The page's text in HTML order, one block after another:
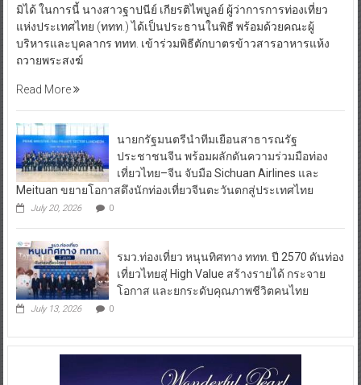
มิได้ ในการนี้ นางสาวฐาปนีย์ เกียรติไพบูลย์ ผู้ว่าการการท่องเที่ยว
แห่งประเทศไทย (ททท.) ได้เป็นประธานในพิธี พร้อมด้วยคณะผู้
บริหารและบุคลากร ททท. เข้าร่วมพิธีตักบาตรข้าวสารอาหารแห้ง
ถวายพระสงฆ์
Read More
นายกรัฐมนตรีนำทีมเยือนสาธารณรัฐ
ประชาชนจีน พร้อมผลักดันความร่วมมือท่อง
เที่ยวไทย–จีน จับมือ Sichuan Airlines และ
Meituan ขยายโอกาสดึงนักท่องเที่ยวจีนตะวันตกสู่ประเทศไทย
July 20, 2026 0
รมว.ท่องเที่ยว หนุนทิศทาง ททท. ปี 2570 ดันท่อง
เที่ยวไทยสู่ High Value สร้างรายได้ กระจาย
โอกาส และยกระดับคุณภาพชีวิตคนไทย
July 13, 2026 0